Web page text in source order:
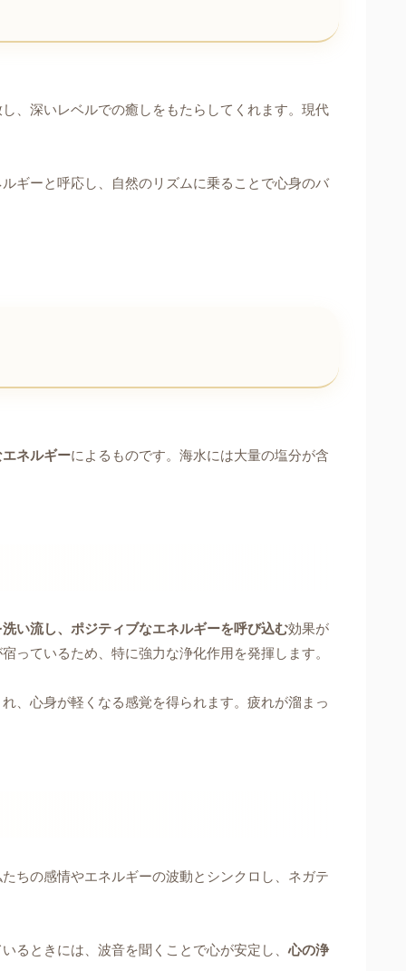
、深いレベルでの癒しをもたらしてくれます。現代
ギーと呼応し、自然のリズムに乗ることで心身のバ
ネルギーによるものです。海水には大量の塩分が含
い流し、ポジティブなエネルギーを呼び込む効果が
っているため、特に強力な浄化作用を発揮します。
、心身が軽くなる感覚を得られます。疲れが溜まっ
ちの感情やエネルギーの波動とシンクロし、ネガテ
るときには、波音を聞くことで心が安定し、心の浄